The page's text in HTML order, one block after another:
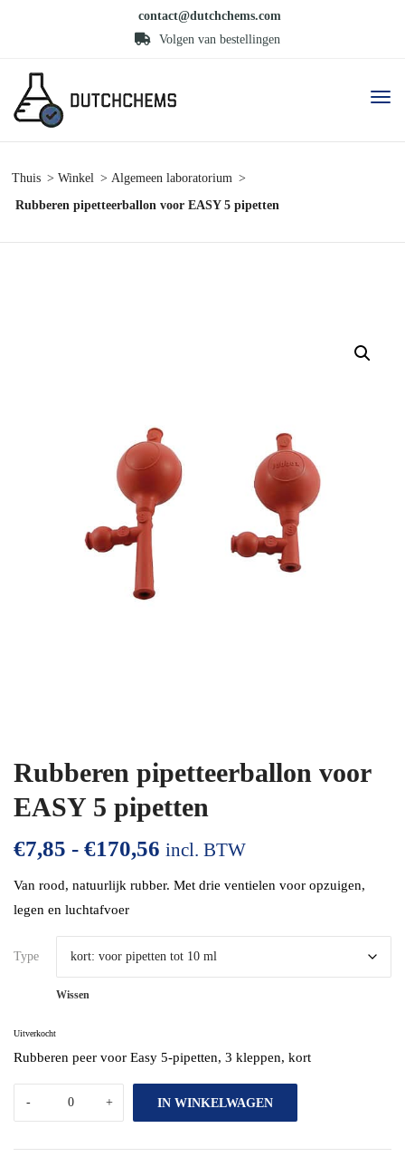
contact@dutchchems.com
Volgen van bestellingen
Thuis Winkel
Algemeen laboratorium
Rubberen pipetteerballon voor EASY 5 pipetten
Rubberen pipetteerballon voor
EASY 5 pipetten
€7,85 - €170,56 incl. BTW
Van rood, natuurlijk rubber. Met drie ventielen voor opzuigen,
legen en luchtafvoer
Type
Wissen
Uitverkocht
Rubberen peer voor Easy 5-pipetten, 3 kleppen, kort
IN WINKELWAGEN